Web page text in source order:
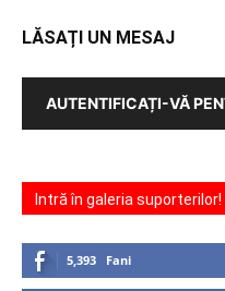
LĂSAȚI UN MESAJ
AUTENTIFICAȚI-VĂ
Intră în galeria suporterilor!
5,393 Fani